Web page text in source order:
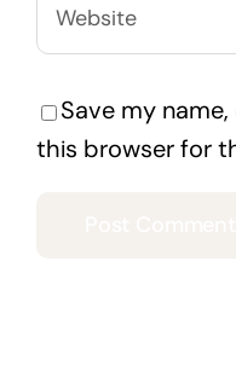
Save my
this browser for